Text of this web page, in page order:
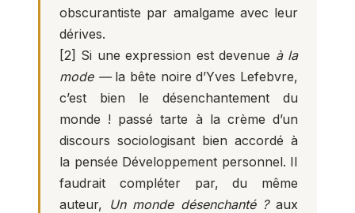
obscurantiste par amalgame avec leur
dérives.
[2] Si une expression est devenue à la
mode —la bête noire d’Yves Lefebvre,
c’est bien le désenchantement du
monde ! passé tarte à la crème d’un
discours sociologisant bien accordé à
la pensée Développement personnel. II
faudrait compléter par, du même
auteur, Un monde désenchanté ?aux